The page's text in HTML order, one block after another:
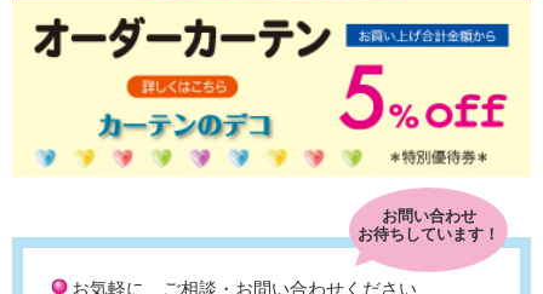
お問い合わせ
お待ちしています！
お気軽に、ご相談・お問い合わせください